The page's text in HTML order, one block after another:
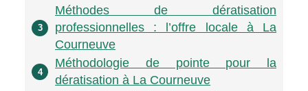
3
Méthodes de dératisation
professionnelles : l’offre locale à La
Courneuve
4
Méthodologie de pointe pour la
dératisation à La Courneuve